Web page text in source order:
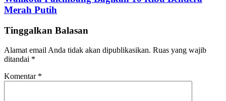
Merah Putih
Tinggalkan Balasan
Alamat email Anda tidak akan dipublikasikan. Ruas yang wajib
ditandai *
Komentar *